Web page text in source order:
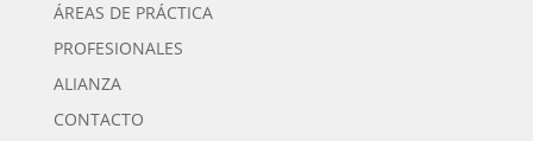
ÁREAS DE PRÁCTICA
PROFESIONALES
ALIANZA
CONTACTO